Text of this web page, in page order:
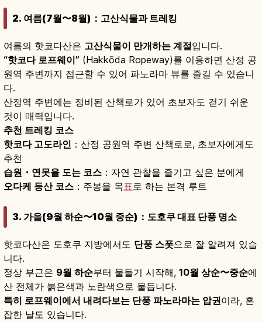
2. 여름(7월〜8월)：고산식물과 트레킹
여름의 핫코다산은 고산식물이 만개하는 계절입니다.
“핫코다 로프웨이” (Hakkōda Ropeway)를 이용하면 산정 공
원역 주변까지 접근할 수 있어 파노라마 뷰를 즐길 수 있습니
다.
산정역 주변에는 정비된 산책로가 있어 초보자도 걷기 쉬운
것이 매력입니다.
추천 트레킹 코스
핫코다 고도라인 ：산정 공원역 주변 산책로로, 초보자에게도
추천
습원・연못을 도는 코스 ：자연 관찰을 즐기고 싶은 분에게
오다케 등산 코스 ：주봉을 목표로 하는 본격 루트
3. 가을(9월 하순〜10월 중순)：도호쿠 대표 단풍 명소
핫코다산은 도호쿠 지방에서도 단풍 스폿으로 잘 알려져 있습
니다.
정상 부근은 9월 하순부터 물들기 시작해, 10월 상순〜중순에
산 전체가 붉은색과 노란색으로 물듭니다.
특히 로프웨이에서 내려다보는 단풍 파노라마는 압권이라, 혼
잡한 날도 있습니다.